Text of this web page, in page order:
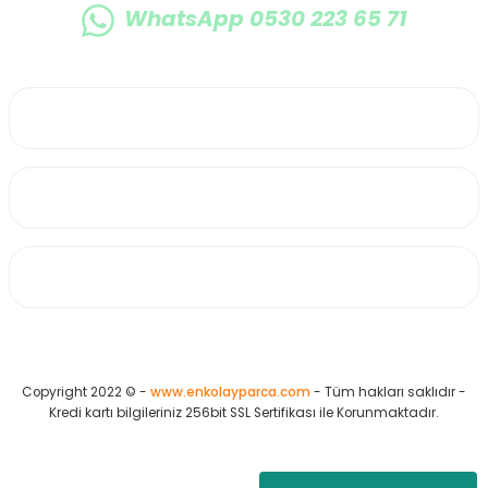
WhatsApp 0530 223 65 71
Copyright 2022 © - www.enkolayparca.com - Tüm hakları saklıdır -
Kredi kartı bilgileriniz 256bit SSL Sertifikası ile Korunmaktadır.